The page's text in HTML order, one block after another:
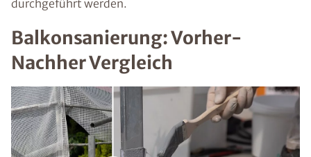
durchgeführt werden.
Balkonsanierung: Vorher-
Nachher Vergleich